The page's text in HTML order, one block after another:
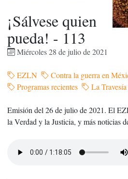
¡Sálvese quien
pueda! - 113
Miércoles 28 de julio de 2021
EZLN
Contra la guerra en
Programas recientes
La
Emisión del 26 de julio de 2021. El
la Verdad y la Justicia, y más noticias